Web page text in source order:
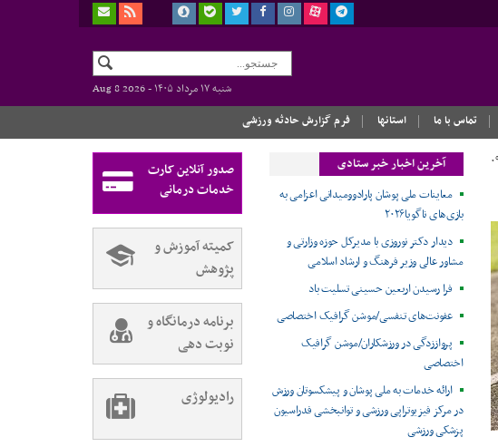
شنبه ۱۷ مرداد ۱۴۰۵ -
Aug 8 2026
تماس با ما استانها فرم گزارش حادثه ورزشی
آخرین اخبار خبر ستادی
معاینات ملی پوشان پارادوومیدانی اعزامی به
بازی‌های ناگویا۲۰۲۶
دیدار دکتر نوروزی با مدیرکل حوزه وزارتی و
مشاور عالی وزیر فرهنگ و ارشاد اسلامی
فرا رسیدن اربعین حسینی تسلیت باد
عفونت‌های تنفسی/موشن گرافیک اختصاصی
پرواززدگی در ورزشکاران/موشن گرافیک
اختصاصی
ارائه خدمات به ملی پوشان و پیشکسوتان ورزش
در مرکز فیزیوتراپی ورزشی و توانبخشی فدراسیون
پزشکی ورزشی
صدور آنلاین کارت
خدمات درمانی
کمیته آموزش و
پژوهش
برنامه درمانگاه و
نوبت دهی
رادیولوژی